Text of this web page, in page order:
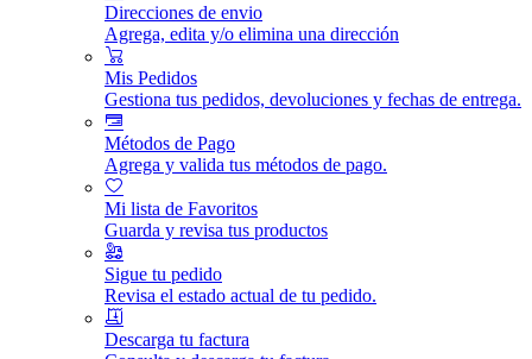
Direcciones de envio
Agrega, edita y/o elimina una dirección
Mis Pedidos
Gestiona tus pedidos, devoluciones y fechas de entrega.
Métodos de Pago
Agrega y valida tus métodos de pago.
Mi lista de Favoritos
Guarda y revisa tus productos
Sigue tu pedido
Revisa el estado actual de tu pedido.
Descarga tu factura